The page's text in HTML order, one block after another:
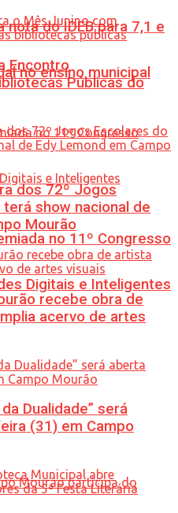
nota do IDEB para 7,1 e
no ensino municipal
no 11º Congresso
Digitais e Inteligentes
Encontro
Públicas do
dos 72º Jogos
show nacional de
Mourão
recebe obra de
acervo de artes
Dualidade” será
(31) em Campo